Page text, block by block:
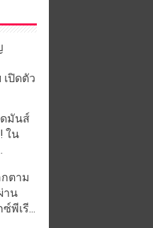
ปิดตัว
ดมันส์
ใน
ตาม
าน
พีเรี...